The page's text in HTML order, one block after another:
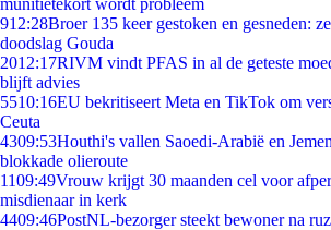
munitietekort wordt probleem
912:28Broer 135 keer gestoken en gesneden:
doodslag Gouda
2012:17RIVM vindt PFAS in al de geteste
blijft advies
5510:16EU bekritiseert Meta en TikTok om
Ceuta
4309:53Houthi's vallen Saoedi-Arabië en
blokkade olieroute
1109:49Vrouw krijgt 30 maanden cel voor
misdienaar in kerk
4409:46PostNL-bezorger steekt bewoner na